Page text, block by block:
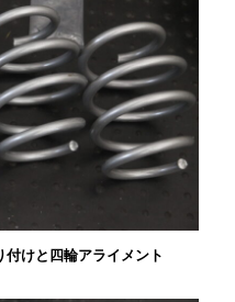
けと四輪アライメント